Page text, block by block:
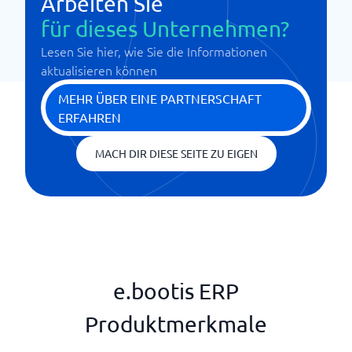
für dieses Unternehmen?
Lesen Sie hier, wie Sie die Informationen
aktualisieren können
MEHR ÜBER EINE PARTNERSCHAFT
ERFAHREN
MACH DIR DIESE SEITE ZU EIGEN
e.bootis ERP
Produktmerkmale